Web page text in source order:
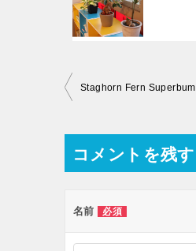
投
ナ
ビ
ー
Staghorn Fern Superbum
コメントを残す
名前 必須